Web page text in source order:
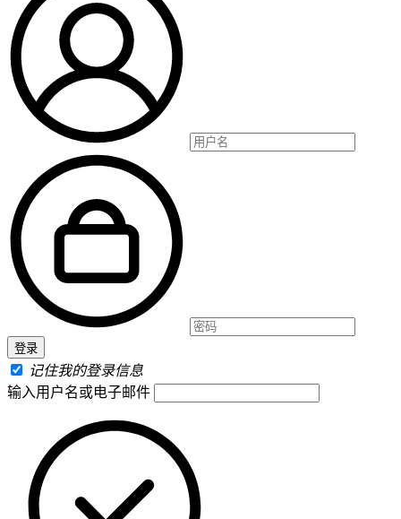
记住我的登录信息
输入用户名或电子邮件